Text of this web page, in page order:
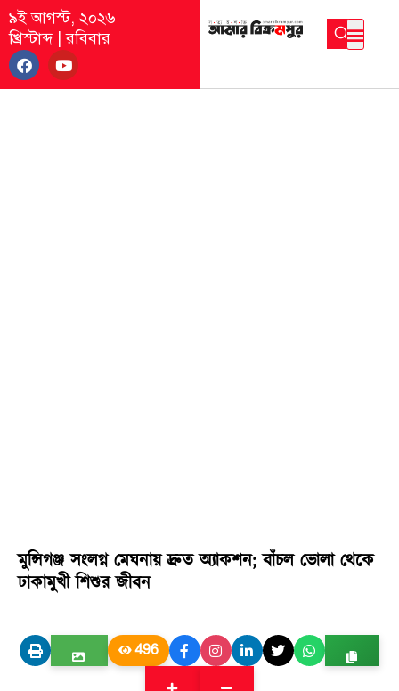
৯ই আগস্ট, ২০২৬
খ্রিস্টাব্দ|রবিবার
মুন্সিগঞ্জ সংলগ্ন মেঘনায় দ্রুত অ্যাকশন; বাঁচল ভোলা থেকে
ঢাকামুখী শিশুর জীবন
496